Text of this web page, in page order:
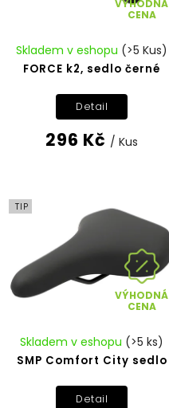
VÝHODNÁ
CENA
FORCE k2, sedlo černé
Skladem v eshopu (>5 Kus)
296 Kč / Kus
Detail
TIP
VÝHODNÁ
CENA
SMP Comfort City sedlo
Skladem v eshopu (>5 ks)
Detail